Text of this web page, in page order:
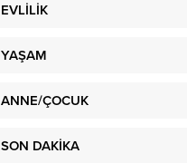
EVLİLİK
YAŞAM
ANNE/ÇOCUK
SON DAKİKA